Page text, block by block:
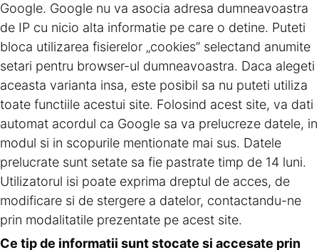
Google. Google nu va asocia adresa dumneavoastra
de IP cu nicio alta informatie pe care o detine. Puteti
bloca utilizarea fisierelor „cookies” selectand anumite
setari pentru browser-ul dumneavoastra. Daca alegeti
aceasta varianta insa, este posibil sa nu puteti utiliza
toate functiile acestui site. Folosind acest site, va dati
automat acordul ca Google sa va prelucreze datele, in
modul si in scopurile mentionate mai sus. Datele
prelucrate sunt setate sa fie pastrate timp de 14 luni.
Utilizatorul isi poate exprima dreptul de acces, de
modificare si de stergere a datelor, contactandu-ne
prin modalitatile prezentate pe acest site.
Ce tip de informatii sunt stocate si accesate prin